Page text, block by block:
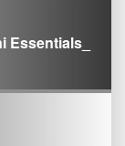
Essentials_